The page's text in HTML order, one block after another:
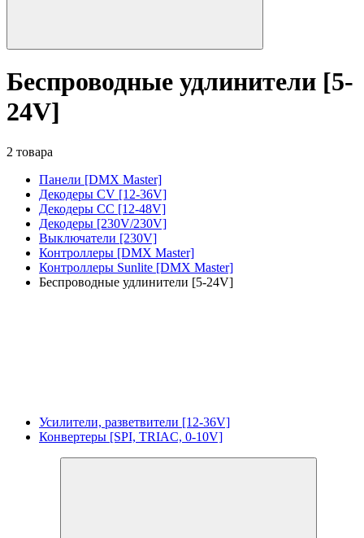
Беспроводные удлинители [5-
24V]
2 товара
Панели [DMX Master]
Декодеры CV [12-36V]
Декодеры CC [12-48V]
Декодеры [230V/230V]
Выключатели [230V]
Контроллеры [DMX Master]
Контроллеры Sunlite [DMX Master]
Беспроводные удлинители [5-24V]
Усилители, разветвители [12-36V]
Конвертеры [SPI, TRIAC, 0-10V]